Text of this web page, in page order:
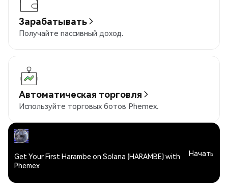
Зарабатывать
Получайте пассивный доход.
Автоматическая торговля
Используйте торговых ботов Phemex.
Get Your First Harambe on Solana (HARAMBE) with
Phemex
Начать